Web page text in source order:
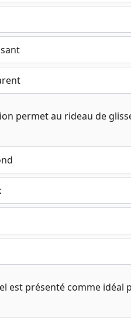
permet au rideau de
est présenté comme